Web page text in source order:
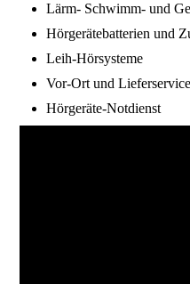
Lärm- Schwimm- und
Hörgerätebatterien und
Leih-Hörsysteme
Vor-Ort und Lieferservice
Hörgeräte-Notdienst